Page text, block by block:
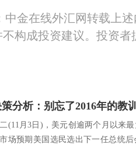
中金在线外汇网转载上
构成投资建议。投资
(11月3日)，美元创逾两个月以来
场预期美国选民选出下一任总统